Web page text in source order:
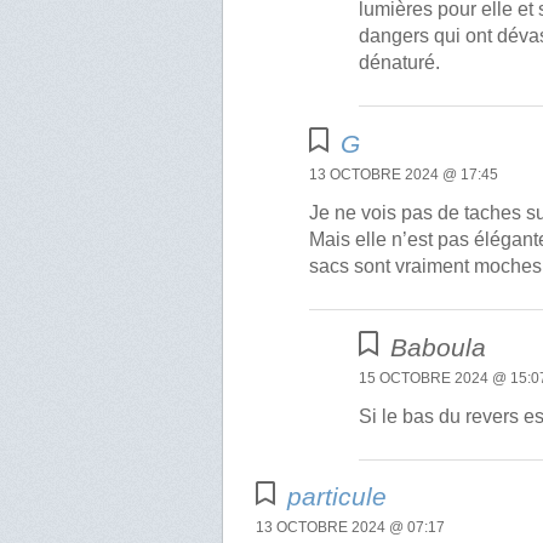
lumières pour elle
dangers qui ont
dénaturé.
G
13 OCTOBRE 2024 @ 17:45
Je ne vois pas de taches
Mais elle n’est pas
sacs sont vraiment
Baboula
15 OCTOBRE 2024 @
Si le bas du revers
particule
13 OCTOBRE 2024 @ 07:17